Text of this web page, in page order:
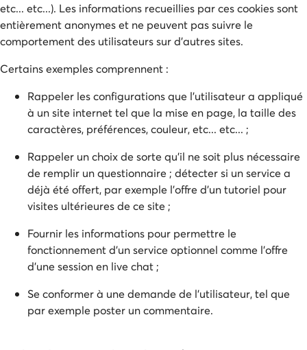
etc... etc...). Les informations recueillies par ces cookies sont
entièrement anonymes et ne peuvent pas suivre le
comportement des utilisateurs sur d'autres sites.
Certains exemples comprennent :
Rappeler les configurations que l'utilisateur a appliqué
à un site internet tel que la mise en page, la taille des
caractères, préférences, couleur, etc... etc... ;
Rappeler un choix de sorte qu'il ne soit plus nécessaire
de remplir un questionnaire ; détecter si un service a
déjà été offert, par exemple l'offre d'un tutoriel pour
visites ultérieures de ce site ;
Fournir les informations pour permettre le
fonctionnement d'un service optionnel comme l'offre
d'une session en live chat ;
Se conformer à une demande de l'utilisateur, tel que
par exemple poster un commentaire.